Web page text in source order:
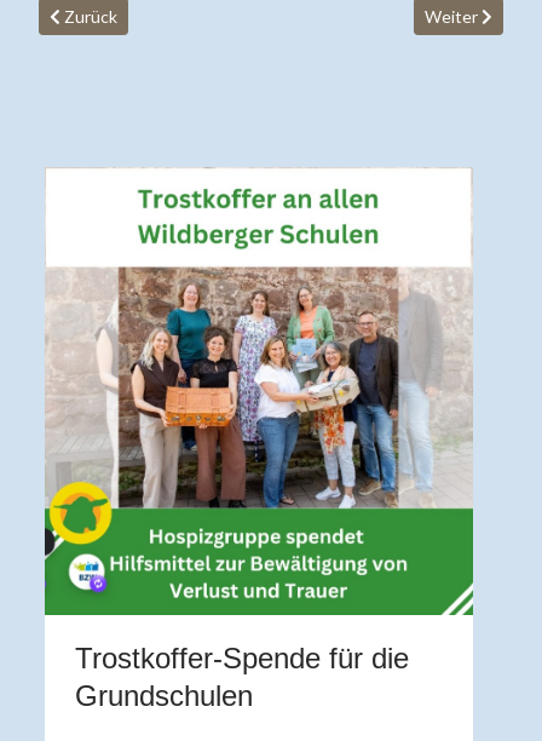
Vorheriger Beitrag: Familientrauer Seminar mit Maria Kopf
Zurück Nächster
Weiter
Trostkoffer-Spende für die
Grundschulen